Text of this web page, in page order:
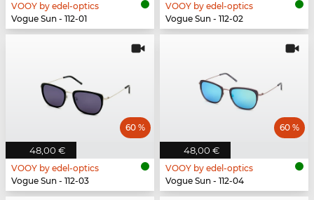
VOOY by edel-optics
Vogue Sun - 112-01
VOOY by edel-optics
Vogue Sun - 112-02
48,00 €
60 %
VOOY by edel-optics
Vogue Sun - 112-03
48,00 €
60 %
VOOY by edel-optics
Vogue Sun - 112-04